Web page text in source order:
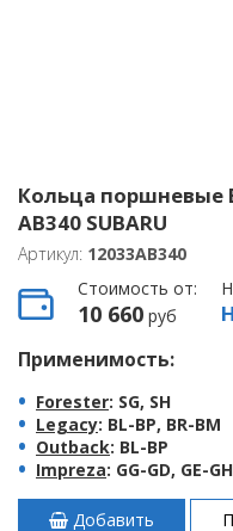
Кольца поршневые
AB340 SUBARU
Артикул: 12033AB340
Стоимость от:
10 660 руб
Применимость:
Forester: SG, SH
Legacy: BL-BP, BR-BM
Outback: BL-BP
Impreza: GG-GD, GE-
Добавить